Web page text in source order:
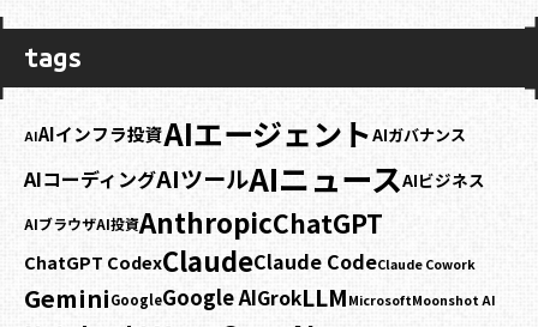
tags
AIAIインフラ投資AIエージェントAIガバナンス
AIコーディングAIツールAIニュースAIビジネス
AIブラウザAI投資AnthropicChatGPT
ChatGPT CodexClaudeClaude CodeClaude Cowork
GeminiGoogleGoogle AIGrokLLM MicrosoftMoonshot AI